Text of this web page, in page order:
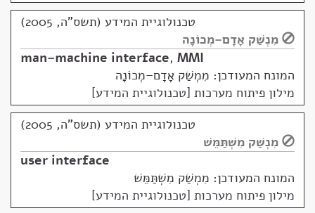
טכנולוגיית המידע (תשס"ה, 2005)
מִנְשַׁק אָדָם–מְכוֹנָה
man–machine interface, MMI
המונח המעודכן: מִמְשַׁק אָדָם–מְכוֹנָה
מילון פיתוח מערכות [טכנולוגיית המידע]
טכנולוגיית המידע (תשס"ה, 2005)
מִנְשַׁק מִשְׁתַּמֵּשׁ
user interface
המונח המעודכן: מִמְשַׁק מִשְׁתַּמֵּשׁ
מילון פיתוח מערכות [טכנולוגיית המידע]